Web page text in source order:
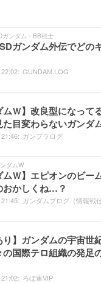
ガンダム・BB戦士
ガンダム外伝でどの
22:02: GUNDAM.LOG
ムＷ】改良型になって
た目変わらないガンダ
21:46: ガンプラログ
ダムW
ムＷ】エピオンのビー
おかしくね…？
21:45: ガンダムブログ（情報戦仕
り】ガンダムの宇宙世
の国際テロ組織の発足
21:02: ろぼ速VIP